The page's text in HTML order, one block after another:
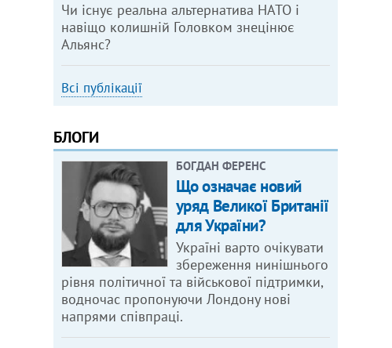
Чи існує реальна альтернатива НАТО і
навіщо колишній Головком знецінює
Альянс?
Всі публікації
БЛОГИ
БОГДАН ФЕРЕНС
Що означає новий
уряд Великої Британії
для України?
Україні варто очікувати
збереження нинішнього
рівня політичної та військової підтримки,
водночас пропонуючи Лондону нові
напрями співпраці.